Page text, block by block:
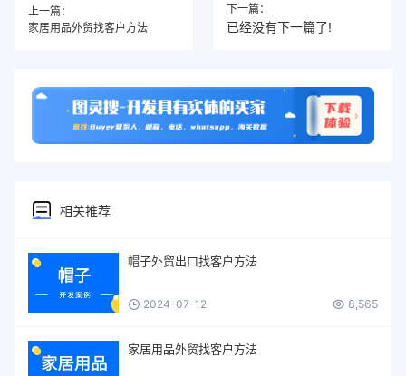
上一篇：
家居用品外贸找客户方法
下一篇：
已经没有下一篇了!
相关推荐
帽子外贸出口找客户方法
2024-07-12 8,565
家居用品外贸找客户方法